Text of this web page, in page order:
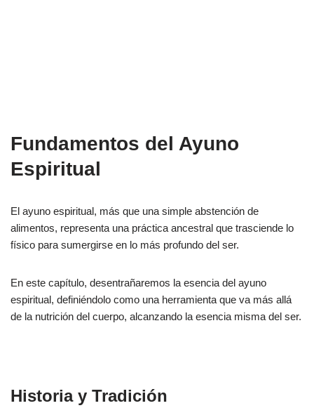
Fundamentos del Ayuno
Espiritual
El ayuno espiritual, más que una simple abstención de
alimentos, representa una práctica ancestral que trasciende lo
físico para sumergirse en lo más profundo del ser.
En este capítulo, desentrañaremos la esencia del ayuno
espiritual, definiéndolo como una herramienta que va más allá
de la nutrición del cuerpo, alcanzando la esencia misma del ser.
Historia y Tradición